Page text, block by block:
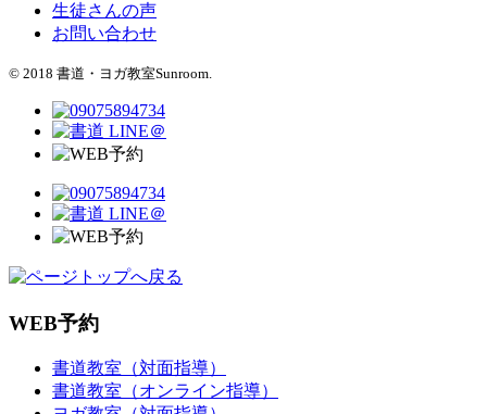
生徒さんの声
お問い合わせ
© 2018 書道・ヨガ教室Sunroom.
WEB予約
書道教室（対面指導）
書道教室（オンライン指導）